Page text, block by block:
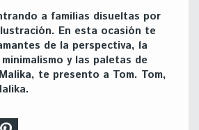
a familias disueltas por
En esta ocasión te
de la perspectiva, la
y las paletas de
te presento a Tom. Tom,